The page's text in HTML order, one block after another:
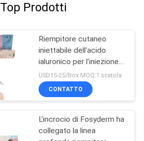
Top Prodotti
Riempitore cutaneo
iniettabile dell'acido
ialuronico per l'iniezione
antinvecchiamento
USD15-25/Box MOQ:1 scatola
CONTATTO
L'incrocio di Fosyderm ha
collegato la linea